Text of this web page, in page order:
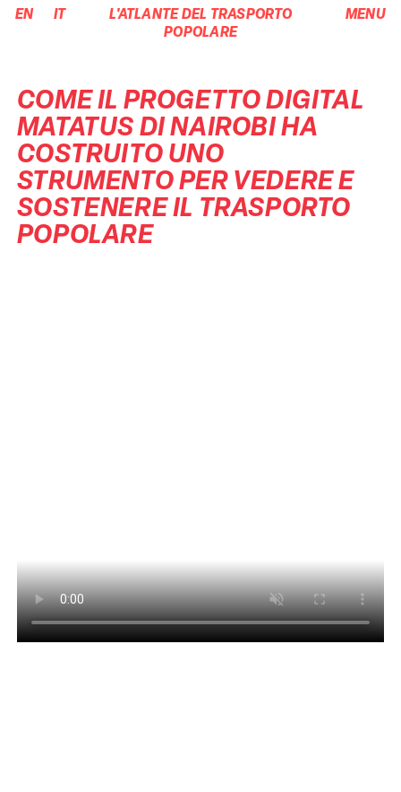
EN IT
L'ATLANTE DEL TRASPORTO
POPOLARE
MENU
COME IL PROGETTO DIGITAL
MATATUS DI NAIROBI HA
COSTRUITO UNO
STRUMENTO PER VEDERE E
SOSTENERE IL TRASPORTO
POPOLARE